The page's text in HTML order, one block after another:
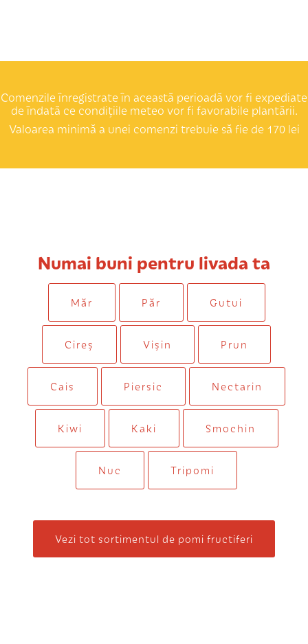
Comenzile înregistrate în această perioadă vor fi expediate
de îndată ce condițiile meteo vor fi favorabile plantării.
Valoarea minimă a unei comenzi trebuie să fie de 170 lei
Numai buni pentru livada ta
Măr Păr Gutui
Cireș Vișin Prun
Cais Piersic Nectarin
Kiwi Kaki Smochin
Nuc Tripomi
Vezi tot sortimentul de pomi fructiferi